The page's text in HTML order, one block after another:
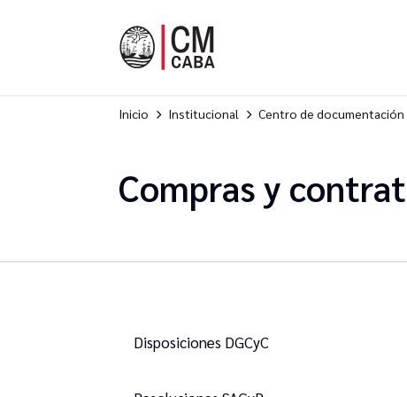
Inicio Institucional Centro de documentación
Compras y
Disposiciones DGCyC